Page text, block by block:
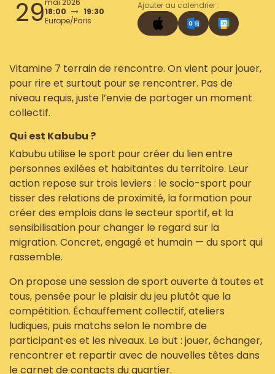
29mai 2026
18:00
19:30
Europe/Paris
Ajouter au calendrier :
Vitamine 7 terrain de rencontre. On vient pour jouer,
pour rire et surtout pour se rencontrer. Pas de
niveau requis, juste l’envie de partager un moment
collectif.
Qui est Kabubu ?
Kabubu utilise le sport pour créer du lien entre
personnes exilées et habitantes du territoire. Leur
action repose sur trois leviers : le socio-sport pour
tisser des relations de proximité, la formation pour
créer des emplois dans le secteur sportif, et la
sensibilisation pour changer le regard sur la
migration. Concret, engagé et humain — du sport qui
rassemble.
On propose une session de sport ouverte à toutes et
tous, pensée pour le plaisir du jeu plutôt que la
compétition. Échauffement collectif, ateliers
ludiques, puis matchs selon le nombre de
participant·es et les niveaux. Le but : jouer, échanger,
rencontrer et repartir avec de nouvelles têtes dans
le carnet de contacts du quartier.